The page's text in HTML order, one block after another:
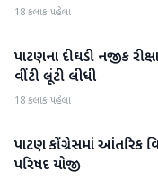
18 કલાક પહેલા
પાટણ
પાટણના દીઘડી નજીક
વીંટી લૂંટી લીધી
18 કલાક પહેલા
પાટણ
પાટણ કોંગ્રેસમાં આંતરિક
પરિષદ યોજી